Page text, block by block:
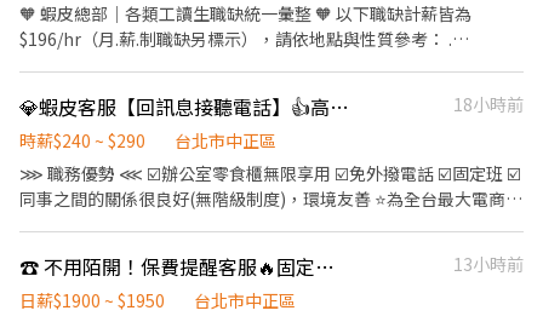
計）：約38640元（未扣勞保、健保） 【適合對象】 想找短期穩定
工作的你 對行政／文書／建檔類工作有興趣者 細心、有耐心，能配
合規範作業流程 想累積政府或公部門相關經驗者 快速預約找工作｜
☞瑞星管顧-Bella 周小姐 來電預約專線：02-66362428(分機214) L
🧡 蝦皮總部｜各類工讀生職缺統一彙整 🧡 以下職缺計薪皆為
$196/hr（月.薪.制職缺另標示），請依地點與性質參考： .
內容：1.門市設備維修判斷、排解與送修 2.報修表單更新、價格刊
登與檢核 3.新舊機出換貨安排與每週設備盤點 要求：1.基礎文書處
理（包含Excel, Word, Google Sheet） 2.自發回報工作進度 3.具備
跨部門溝通能力 4.細心且有耐心、責任感 時間：09:00-18:00 💰 薪
資：時薪 196元 . 📋 【行政工讀生-蝦皮店到店】 #長期工讀 內容：
求：1.基礎文書處理（包含Excel, Word, Google Sheet） 2.自發回
報工作進度 3.具備溝通能力 4.細心且有耐心、責任感 時間：09:30-
💎蝦皮客服【回訊息接聽電話】👍高底薪+全勤+久任獎金◆免經驗也OK⏰
18小時前
時薪$240 ~ $290
台北市中正區
⋙ 職務優勢 ⋘ ☑️辦公室零食櫃無限享用 ☑️免外撥電話 ☑️固定班 ☑️
同事之間的關係很良好(無階級制度)，環境友善 ⭐️為全台最大電商平
題處理 3. 物流進度追蹤 【以下時段配合排班】 ⏰ 班別與薪
資： 上班時段： ※ 日班：08:30-17:30 薪資35K-42K ※ 晚班：
☎️ 不用陌開！保費提醒客服🔥固定日班｜福利完整
13小時前
日薪$1900 ~ $1950
台北市中正區